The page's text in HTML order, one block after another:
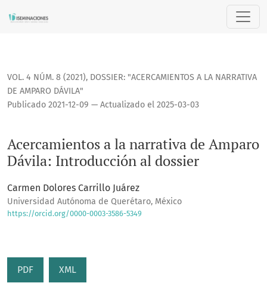
Acercamientos a la narrativa de Amparo Dávila:
VOL. 4 NÚM. 8 (2021), DOSSIER: "ACERCAMIENTOS A LA NARRATIVA
DE AMPARO DÁVILA"
Acercamientos a la narrativa de Amparo
Dávila: Introducción al dossier
Publicado 2021-12-09 — Actualizado el 2025-03-03
Carmen Dolores Carrillo Juárez
Universidad Autónoma de Querétaro, México
https://orcid.org/0000-0003-3586-5349
PDF XML